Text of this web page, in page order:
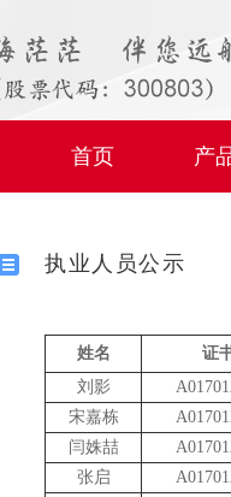
首页 产
执业人员公示
姓名 证
刘影
宋嘉栋
闫姝喆
张启